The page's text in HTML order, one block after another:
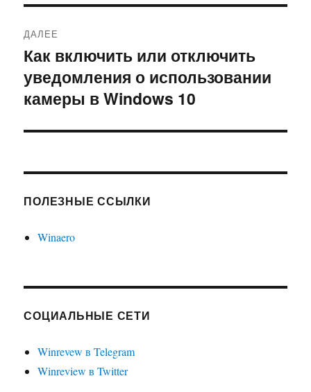
ДАЛЕЕ
Следующая
запись:
Как включить или отключить
уведомления о использовании
камеры в Windows 10
ПОЛЕЗНЫЕ ССЫЛКИ
Winaero
СОЦИАЛЬНЫЕ СЕТИ
Winrevew в Telegram
Winreview в Twitter